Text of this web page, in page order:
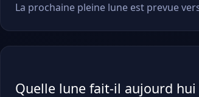
La prochaine pleine lune est prevue
Quelle lune fait-il aujourd hui